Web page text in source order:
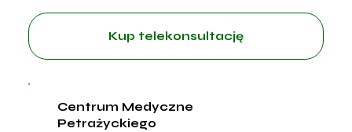
Kup telekonsultację
Centrum Medyczne
Petrażyckiego